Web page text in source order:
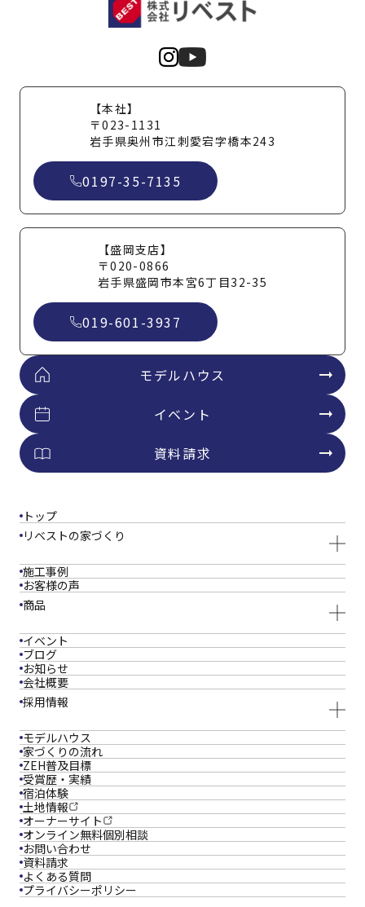
【本社】
〒023-1131
岩手県奥州市江刺愛宕字橋本243
0197-35-7135
【盛岡支店】
〒020-0866
岩手県盛岡市本宮6丁目32-35
019-601-3937
モデルハウス
イベント
資料請求
トップ
リベストの家づくり
施工事例
お客様の声
商品
イベント
ブログ
お知らせ
会社概要
採用情報
モデルハウス
家づくりの流れ
ZEH普及目標
受賞歴・実績
宿泊体験
土地情報
オーナーサイト
オンライン無料個別相談
お問い合わせ
資料請求
よくある質問
プライバシーポリシー